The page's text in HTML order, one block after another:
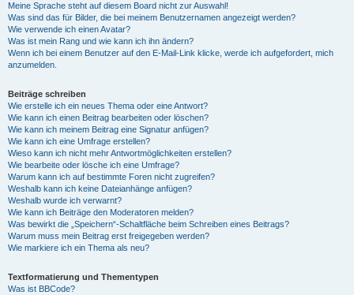
Meine Sprache steht auf diesem Board nicht zur Auswahl!
Was sind das für Bilder, die bei meinem Benutzernamen angezeigt werden?
Wie verwende ich einen Avatar?
Was ist mein Rang und wie kann ich ihn ändern?
Wenn ich bei einem Benutzer auf den E-Mail-Link klicke, werde ich aufgefordert, mich
anzumelden.
Beiträge schreiben
Wie erstelle ich ein neues Thema oder eine Antwort?
Wie kann ich einen Beitrag bearbeiten oder löschen?
Wie kann ich meinem Beitrag eine Signatur anfügen?
Wie kann ich eine Umfrage erstellen?
Wieso kann ich nicht mehr Antwortmöglichkeiten erstellen?
Wie bearbeite oder lösche ich eine Umfrage?
Warum kann ich auf bestimmte Foren nicht zugreifen?
Weshalb kann ich keine Dateianhänge anfügen?
Weshalb wurde ich verwarnt?
Wie kann ich Beiträge den Moderatoren melden?
Was bewirkt die „Speichern“-Schaltfläche beim Schreiben eines Beitrags?
Warum muss mein Beitrag erst freigegeben werden?
Wie markiere ich ein Thema als neu?
Textformatierung und Thementypen
Was ist BBCode?